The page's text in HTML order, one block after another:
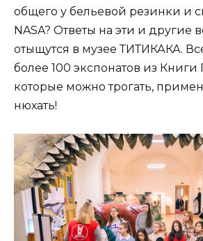
общего у бельевой резинки и
NASA? Ответы на эти и другие
отыщутся в музее ТИТИКАКА.
более 100 экспонатов из Книги
которые можно трогать,
нюхать!